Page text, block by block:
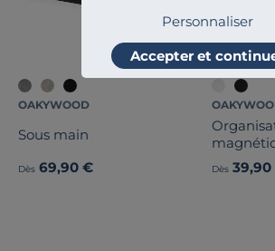
Personnaliser
Accepter et
OAKYWOOD
Sous main
Dès 69,90 € Dès